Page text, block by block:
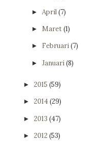
► April(7)
► Maret(1)
► Februari(7)
► Januari(8)
► 2015 (59)
► 2014(29)
► 2013 (47)
► 2012 (53)